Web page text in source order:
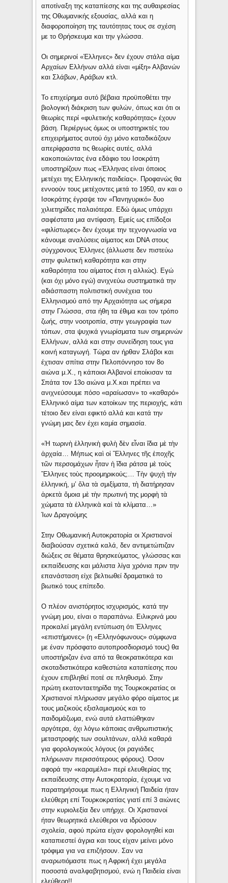
αποτίναξη της καταπίεσης και της αυθαιρεσίας
της Οθωμανικής εξουσίας, αλλά και η
διαφοροποίηση της ταυτότητας τους σε σχέση
με το Θρήσκευμα και την γλώσσα.
Οι σημερινοί «Έλληνες» δεν έχουν στάλα αίμα
Αρχαίων Ελλήνων αλλά είναι «μίξη» Αλβανών
και Σλάβων, Αράβων κτλ.
Το επιχείρημα αυτό βέβαια προϋποθέτει την
βιολογική διάκριση των φυλών, όπως και ότι οι
θεωρίες περί «φυλετικής καθαρότητας» έχουν
βάση. Περιέργως όμως οι υποστηρικτές του
επιχειρήματος αυτού όχι μόνο καταδικάζουν
απερίφραστα τις θεωρίες αυτές, αλλά
κακοποιώντας ένα εδάφιο του Ισοκράτη
υποστηρίζουν πως «Έλληνας είναι όποιος
μετέχει της Ελληνικής παιδείας». Προφανώς θα
εννοούν τους μετέχοντες μετά το 1950, αν και ο
Ισοκράτης έγραψε τον «Πανηγυρικό» δυο
χιλιετηρίδες παλαιότερα. Εδώ όμως υπάρχει
σαφέστατα μια αντίφαση. Εμείς ως επίδοξοι
«φιλίστωρες» δεν έχουμε την τεχνογνωσία να
κάνουμε αναλύσεις αίματος και DNA στους
σύγχρονους Έλληνες (άλλωστε δεν πιστεύω
στην φυλετική καθαρότητα και στην
καθαρότητα του αίματος έτσι η αλλιώς). Εγώ
(και όχι μόνο εγώ) ανιχνεύω συστηματικά την
αδιάσπαστη πολιτιστική συνέχεια του
Ελληνισμού από την Αρχαιότητα ως σήμερα
στην Γλώσσα, στα ήθη τα έθιμα και τον τρόπο
ζωής, στην νοοτροπία, στην γεωγραφία των
τόπων, στα ψυχικά γνωρίσματα των σημερινών
Ελλήνων, αλλά και στην συνείδηση τους για
κοινή καταγωγή. Τώρα αν ήρθαν Σλάβοι και
έχτισαν σπίτια στην Πελοπόννησο τον 8ο
αιώνα μ.Χ., η κάποιοι Αλβανοί εποίκισαν τα
Σπάτα τον 13ο αιώνα μ.Χ.και πρέπει να
ανιχνεύσουμε πόσο «αραίωσαν» το «καθαρό»
Ελληνικό αίμα των κατοίκων της περιοχής, κάτι
τέτοιο δεν είναι εφικτό αλλά και κατά την
γνώμη μας δεν έχει καμία σημασία.
«Ἡ τωρινὴ ἑλληνικὴ φυλὴ δὲν εἶναι ἴδια μὲ τὴν
ἀρχαία… Μήπως καὶ οἱ Ἕλληνες τῆς ἐποχῆς
τῶν περσομάχων ἦταν ἡ ἴδια ράτσα μὲ τοὺς
Ἕλληνες τοὺς προομηρικούς;… Τὴν ψυχὴ τὴν
ἑλληνική, μ’ ὅλα τὰ σμιξίματα, τὴ διατήρησαν
ἀρκετὰ ὅμοια μὲ τὴν πρωτινή της μορφὴ τὰ
χώματα τὰ ἑλληνικὰ καὶ τὰ κλίματα…»
Ίων Δραγούμης
Στην Οθωμανική Αυτοκρατορία οι Χριστιανοί
διαβιούσαν σχετικά καλά, δεν αντιμετώπιζαν
διώξεις σε θέματα θρησκεύματος, γλώσσας και
εκπαίδευσης και μάλιστα λίγα χρόνια πριν την
επανάσταση είχε βελτιωθεί δραματικά το
βιωτικό τους επίπεδο.
Ο πλέον ανιστόρητος ισχυρισμός, κατά την
γνώμη μου, είναι ο παραπάνω. Ειλικρινά μου
προκαλεί μεγάλη εντύπωση ότι Έλληνες
«επιστήμονες» (η «Ελληνόφωνους» σύμφωνα
με έναν πρόσφατο αυτοπροσδιορισμό τους) θα
υποστήριζαν ένα από τα θεοκρατικότερα και
σκοταδιστικότερα καθεστώτα καταπίεσης που
έχουν επιβληθεί ποτέ σε πληθυσμό. Στην
πρώτη εκατονταετηρίδα της Τουρκοκρατίας οι
Χριστιανοί πλήρωσαν μεγάλο φόρο αίματος με
τους μαζικούς εξισλαμισμούς και το
παιδομάζωμα, ενώ αυτά ελαττώθηκαν
αργότερα, όχι λόγω κάποιας ανθρωπιστικής
μεταστροφής των σουλτάνων, αλλά καθαρά
για φορολογικούς λόγους (οι ραγιάδες
πλήρωναν περισσότερους φόρους). Όσον
αφορά την «καραμέλα» περί ελευθερίας της
εκπαίδευσης στην Αυτοκρατορία, έχουμε να
παρατηρήσουμε πως η Ελληνική Παιδεία ήταν
ελεύθερη επί Τουρκοκρατίας γιατί επί 3 αιώνες
στην κυριολεξία δεν υπήρχε. Οι Χριστιανοί
ήταν θεωρητικά ελεύθεροι να ιδρύσουν
σχολεία, αφού πρώτα είχαν φορολογηθεί και
καταπιεστεί άγρια και τους είχαν μείνει μόνο
τρόφιμα για να επιζήσουν. Σαν να
αναρωτιόμαστε πως η Αφρική έχει μεγάλα
ποσοστά αναλφαβητισμού, ενώ η Παιδεία είναι
ελεύθερη!!